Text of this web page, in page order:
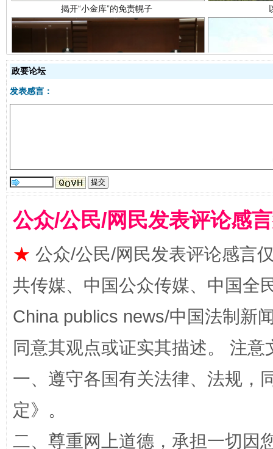
全民健身五年计划来了！等你上场
政要论坛
发表感言：
公众/公民/网民发表评论感
★ 公众/公民/网民发表评论感言
共传媒、中国公众传媒、中国全
China publics news/中国法制新
同意其观点或证实其描述。 注
一、遵守各国有关法律、法规，
定》。
二、尊重网上道德，承担一切因